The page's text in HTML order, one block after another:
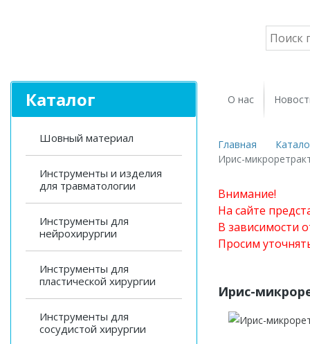
Каталог
Шовный материал
Инструменты и изделия
для травматологии
Инструменты для
нейрохирургии
Инструменты для
пластической хирургии
Инструменты для
сосудистой хирургии
О нас
Главная
Ирис-
Внимание!
На сайте
В зависимости
Просим
Ирис-